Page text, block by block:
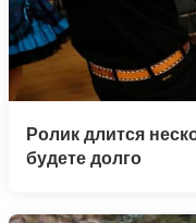
Ролик длится
будете долго